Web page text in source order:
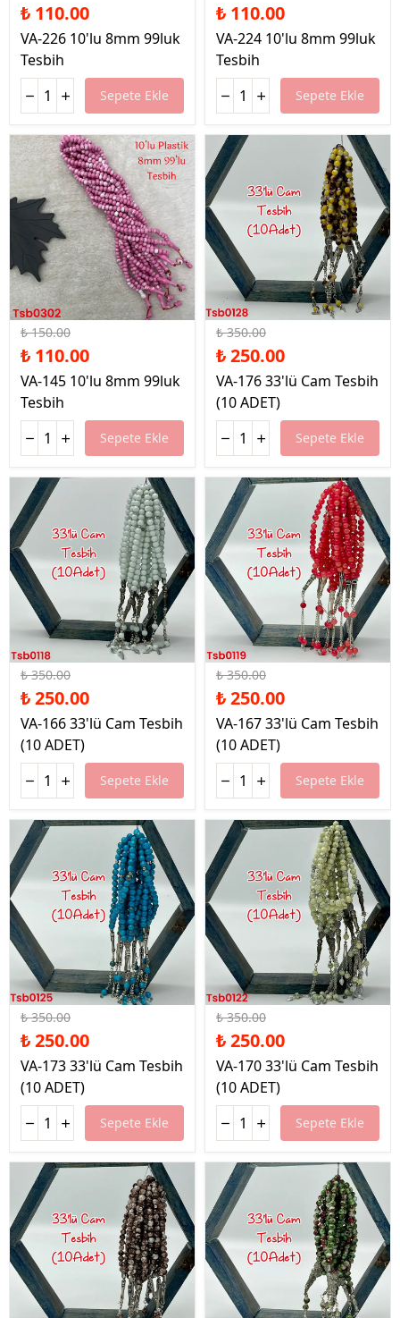
₺ 110.00
VA-226 10'lu 8mm 99luk
Tesbih
Sepete Ekle
₺ 110.00
VA-224 10'lu 8mm 99luk
Tesbih
Sepete Ekle
%27 İndirim
₺ 150.00
₺ 110.00
VA-145 10'lu 8mm 99luk
Tesbih
Sepete Ekle
%29 İndirim
₺ 350.00
₺ 250.00
VA-176 33'lü Cam Tesbih
(10 ADET)
Sepete Ekle
%29 İndirim
₺ 350.00
₺ 250.00
VA-166 33'lü Cam Tesbih
(10 ADET)
Sepete Ekle
%29 İndirim
₺ 350.00
₺ 250.00
VA-167 33'lü Cam Tesbih
(10 ADET)
Sepete Ekle
%29 İndirim
₺ 350.00
₺ 250.00
VA-173 33'lü Cam Tesbih
(10 ADET)
Sepete Ekle
%29 İndirim
₺ 350.00
₺ 250.00
VA-170 33'lü Cam Tesbih
(10 ADET)
Sepete Ekle